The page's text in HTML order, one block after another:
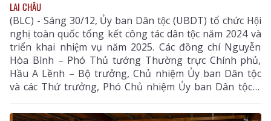
LAI CHÂU
(BLC) - Sáng 30/12, Ủy ban Dân tộc (UBDT) tổ chức Hội
nghị toàn quốc tổng kết công tác dân tộc năm 2024 và
triển khai nhiệm vụ năm 2025. Các đồng chí Nguyễn
Hòa Bình – Phó Thủ tướng Thường trực Chính phủ,
Hầu A Lềnh – Bộ trưởng, Chủ nhiệm Ủy ban Dân tộc
và các Thứ trưởng, Phó Chủ nhiệm Ủy ban Dân tộc Y
Vinh Tơr, Y Thông, Nông Thị Hà chủ trì điểm cầu
Trung ương.